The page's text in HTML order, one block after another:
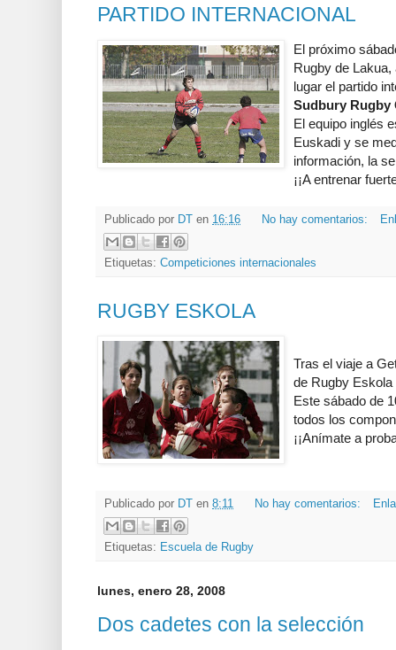
PARTIDO INTERNACIONAL
El próximo
Rugby de Lakua,
lugar el partido
Sudbury Rugby
El equipo inglés
Euskadi y se
información, la
¡¡A entrenar
Publicado por DT en 16:16 No hay comentarios:
Etiquetas: Competiciones internacionales
RUGBY ESKOLA
Tras el viaje a
de Rugby
Este sábado de
todos los
¡¡Anímate a
Publicado por DT en 8:11 No hay comentarios:
Etiquetas: Escuela de Rugby
lunes, enero 28, 2008
Dos cadetes con la selección